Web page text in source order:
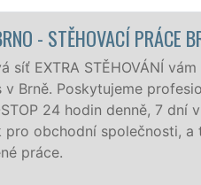
PRÁCE BRNO
vám zajišťuje
profesionální a
denně, 7 dní v týdnu jak pro
a to levně a se